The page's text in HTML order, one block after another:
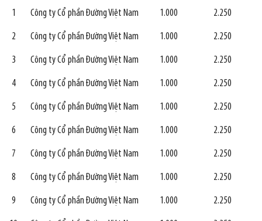
1 Công ty Cổ phần Đường Việt Nam 1.000 2.250
2 Công ty Cổ phần Đường Việt Nam 1.000 2.250
3 Công ty Cổ phần Đường Việt Nam 1.000 2.250
4 Công ty Cổ phần Đường Việt Nam 1.000 2.250
5 Công ty Cổ phần Đường Việt Nam 1.000 2.250
6 Công ty Cổ phần Đường Việt Nam 1.000 2.250
7 Công ty Cổ phần Đường Việt Nam 1.000 2.250
8 Công ty Cổ phần Đường Việt Nam 1.000 2.250
9 Công ty Cổ phần Đường Việt Nam 1.000 2.250